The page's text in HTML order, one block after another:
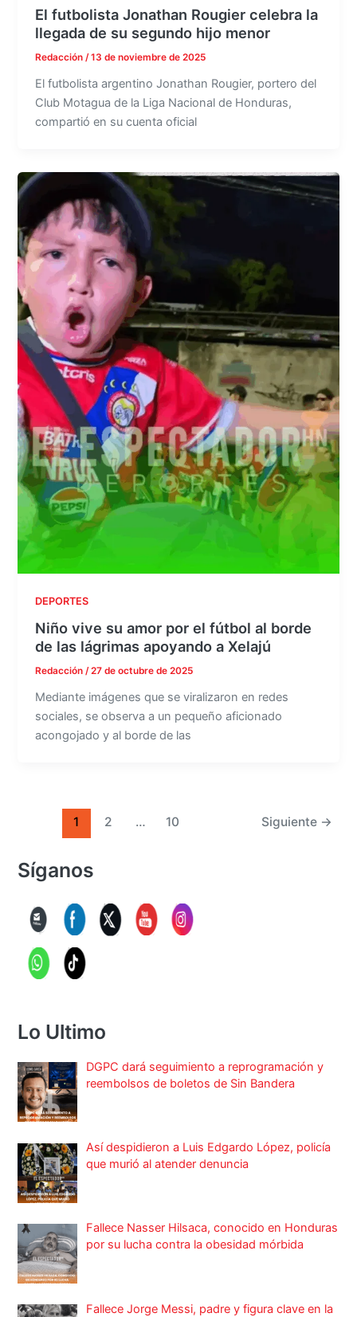
El futbolista Jonathan Rougier celebra la
llegada de su segundo hijo menor
Redacción/13 de noviembre de 2025
El futbolista argentino Jonathan Rougier, portero del
Club Motagua de la Liga Nacional de Honduras,
compartió en su cuenta oficial
DEPORTES
Niño vive su amor por el fútbol al borde
de las lágrimas apoyando a Xelajú
Redacción/27 de octubre de 2025
Mediante imágenes que se viralizaron en redes
sociales, se observa a un pequeño aficionado
acongojado y al borde de las
1 2 … 10 Siguiente →
Síganos
Lo Ultimo
DGPC dará seguimiento a reprogramación y
reembolsos de boletos de Sin Bandera
Así despidieron a Luis Edgardo López, policía
que murió al atender denuncia
Fallece Nasser Hilsaca, conocido en Honduras
por su lucha contra la obesidad mórbida
Fallece Jorge Messi, padre y figura clave en la